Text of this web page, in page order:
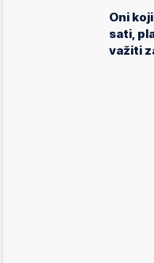
Oni
sati,
važiti